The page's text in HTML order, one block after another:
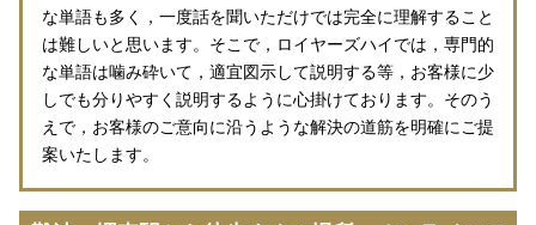
な単語も多く，一度話を聞いただけでは完全に理解すること
は難しいと思います。そこで，ロイヤーズハイでは，専門的
な単語は噛み砕いて，適宜図示して説明する等，お客様に少
しでも分りやすく説明するように心掛けております。そのう
えで，お客様のご意向に沿うような解決の道筋を明確にご提
案いたします。